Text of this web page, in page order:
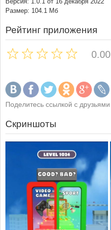
Размер: 104.1 Мб
Рейтинг приложения
0.00
Поделитесь ссылкой с друзьями
Скриншоты